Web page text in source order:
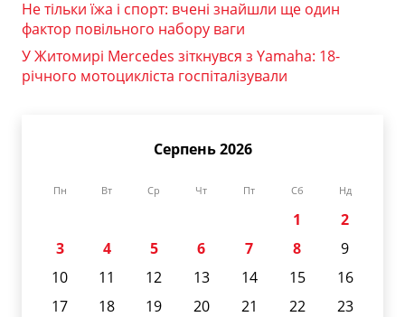
Не тільки їжа і спорт: вчені знайшли ще один
фактор повільного набору ваги
У Житомирі Mercedes зіткнувся з Yamaha: 18-
річного мотоцикліста госпіталізували
Серпень 2026
Пн Вт Ср Чт Пт Сб Нд
1
2
3
4 5 6 7 8
9
10
11 12 13 14 15
16
17
18 19 20 21 22
23